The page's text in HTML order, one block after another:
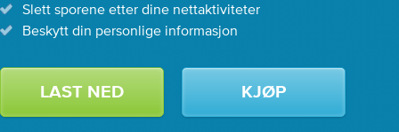
Slett sporene etter dine nettaktiviteter
Beskytt din personlige informasjon
LAST NED KJØP